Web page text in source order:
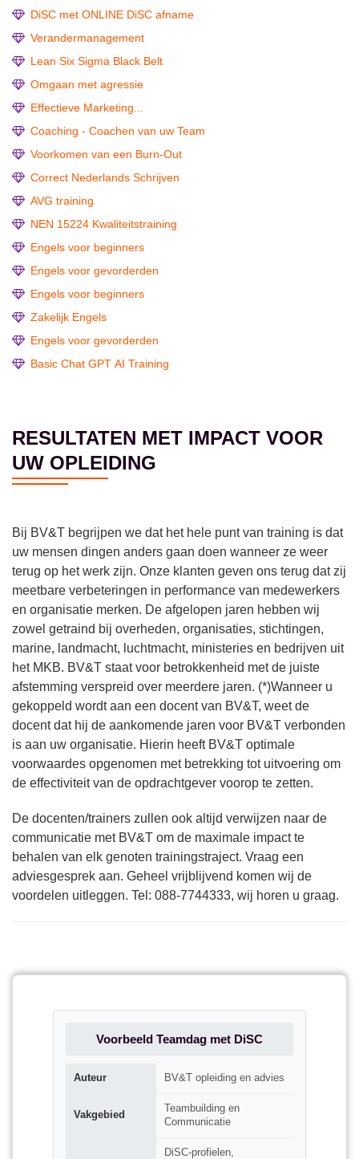
DiSC met ONLINE DiSC afname
Verandermanagement
Lean Six Sigma Black Belt
Omgaan met agressie
Effectieve Marketing...
Coaching - Coachen van uw Team
Voorkomen van een Burn-Out
Correct Nederlands Schrijven
AVG training
NEN 15224 Kwaliteitstraining
Engels voor beginners
Engels voor gevorderden
Engels voor beginners
Zakelijk Engels
Engels voor gevorderden
Basic Chat GPT AI Training
RESULTATEN MET IMPACT VOOR
UW OPLEIDING
Bij BV&T begrijpen we dat het hele punt van training is dat
uw mensen dingen anders gaan doen wanneer ze weer
terug op het werk zijn. Onze klanten geven ons terug dat zij
meetbare verbeteringen in performance van medewerkers
en organisatie merken. De afgelopen jaren hebben wij
zowel getraind bij overheden, organisaties, stichtingen,
marine, landmacht, luchtmacht, ministeries en bedrijven uit
het MKB. BV&T staat voor betrokkenheid met de juiste
afstemming verspreid over meerdere jaren. (*)Wanneer u
gekoppeld wordt aan een docent van BV&T, weet de
docent dat hij de aankomende jaren voor BV&T verbonden
is aan uw organisatie. Hierin heeft BV&T optimale
voorwaardes opgenomen met betrekking tot uitvoering om
de effectiviteit van de opdrachtgever voorop te zetten.
De docenten/trainers zullen ook altijd verwijzen naar de
communicatie met BV&T om de maximale impact te
behalen van elk genoten trainingstraject. Vraag een
adviesgesprek aan. Geheel vrijblijvend komen wij de
voordelen uitleggen. Tel: 088-7744333, wij horen u graag.
Voorbeeld Teamdag met DiSC
Auteur BV&T opleiding en advies
Vakgebied
Teambuilding en
Communicatie
DiSC-profielen,